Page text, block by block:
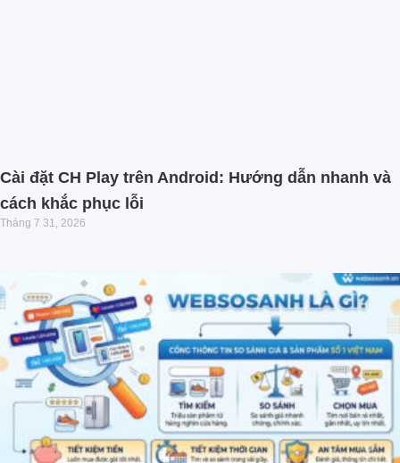
Cài đặt CH Play trên Android: Hướng dẫn nhanh và
cách khắc phục lỗi
Tháng 7 31, 2026